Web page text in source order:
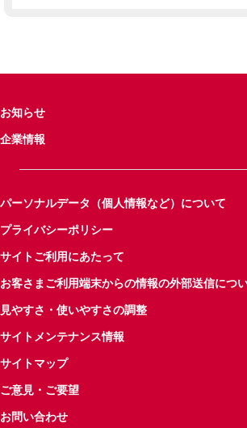
お知らせ
企業情報
パーソナルデータ（個人情報など）について
プライバシーポリシー
サイトご利用にあたって
お客さまご利用端末からの情報の外部送信につ
見やすさ・使いやすさの調整
サイトメンテナンス情報
サイトマップ
ご意見・ご要望
お問い合わせ